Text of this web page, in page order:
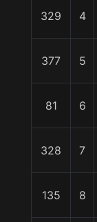
329 4
377 5
81 6
328 7
135 8